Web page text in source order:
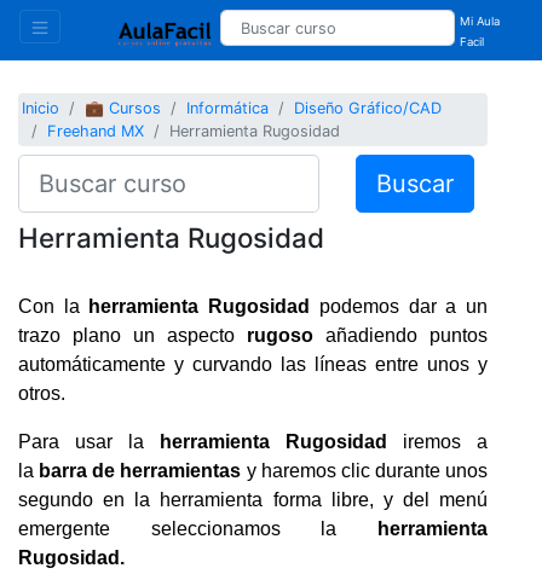
Mi Aula
Facil
Inicio 💼 Cursos Informática
Diseño Gráfico/CAD
Freehand MX
Herramienta Rugosidad
Buscar
Herramienta Rugosidad
Con la herramienta Rugosidad podemos dar a un
trazo plano un aspecto rugoso añadiendo puntos
automáticamente y curvando las líneas entre unos y
otros.
Para usar la herramienta Rugosidad
iremos a
la barra de herramientas y haremos clic durante unos
segundo en la herramienta forma libre, y del menú
emergente seleccionamos la
herramienta
Rugosidad.